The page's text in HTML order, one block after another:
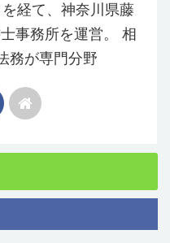
経て、神奈川県藤
事務所を運営。 相
務が専門分野